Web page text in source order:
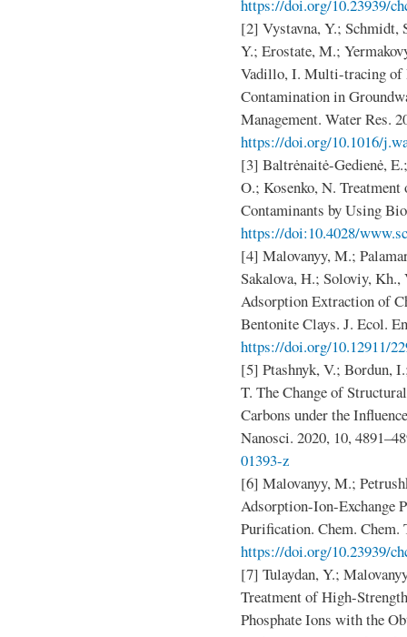
https://doi.org/10.23939/
[2] Vystavna, Y.;
Y.; Erostate, M.;
Vadillo, I. Multi-tracing of
Contamination in
Management. Water Res.
https://doi.org/10.1016/
[3] Baltrėnaitė-Gedienė,
O.; Kosenko, N.
Contaminants by Using
https://doi:10.4028/
[4] Malovanyy, M.;
Sakalova, H.; Soloviy,
Adsorption Extraction of
Bentonite Clays. J. Ecol.
https://doi.org/10.12911/
[5] Ptashnyk, V.; Bordun,
T. The Change of
Carbons under the
Nanosci. 2020, 10,
01393-z
[6] Malovanyy, M.;
Adsorption-Ion-Exchange
Purification. Chem. Chem.
https://doi.org/10.23939/
[7] Tulaydan, Y.;
Treatment of High-
Phosphate Ions with the